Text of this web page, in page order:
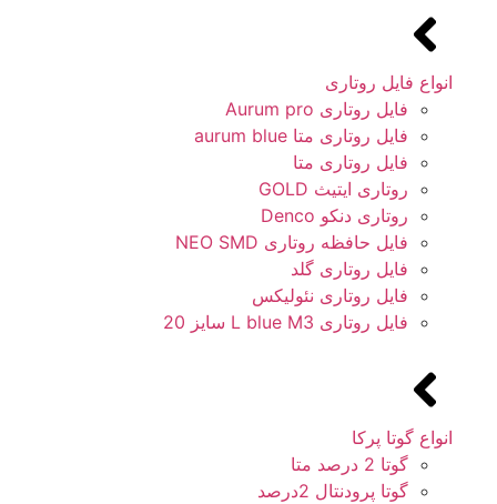
انواع فایل روتاری
فایل روتاری Aurum pro
فایل روتاری متا aurum blue
فایل روتاری متا
روتاری ایتیث GOLD
روتاری دنکو Denco
فایل حافظه روتاری NEO SMD
فایل روتاری گلد
فایل روتاری نئولیکس
فایل روتاری L blue M3 سایز 20
انواع گوتا پرکا
گوتا 2 درصد متا
گوتا پرودنتال 2درصد